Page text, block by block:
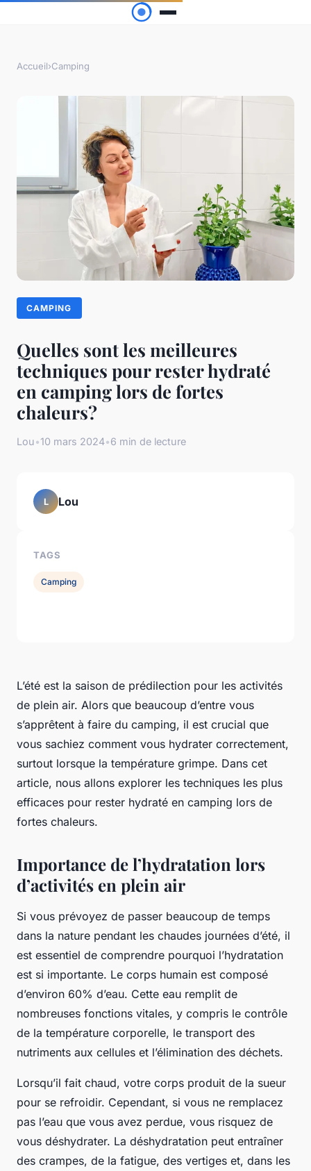
Accueil›Camping
CAMPING
Quelles sont les meilleures
techniques pour rester hydraté
en camping lors de fortes
chaleurs?
Lou•10 mars 2024•6 min de lecture
L’été est la saison de prédilection pour les activités
de plein air. Alors que beaucoup d’entre vous
s’apprêtent à faire du camping, il est crucial que
vous sachiez comment vous hydrater correctement,
surtout lorsque la température grimpe. Dans cet
article, nous allons explorer les techniques les plus
efficaces pour rester hydraté en camping lors de
fortes chaleurs.
Importance de l’hydratation lors
d’activités en plein air
Si vous prévoyez de passer beaucoup de temps
dans la nature pendant les chaudes journées d’été, il
est essentiel de comprendre pourquoi l’hydratation
est si importante. Le corps humain est composé
d’environ 60% d’eau. Cette eau remplit de
nombreuses fonctions vitales, y compris le contrôle
de la température corporelle, le transport des
nutriments aux cellules et l’élimination des déchets.
Lorsqu’il fait chaud, votre corps produit de la sueur
pour se refroidir. Cependant, si vous ne remplacez
pas l’eau que vous avez perdue, vous risquez de
vous déshydrater. La déshydratation peut entraîner
des crampes, de la fatigue, des vertiges et, dans les
L Lou
TAGS
Camping